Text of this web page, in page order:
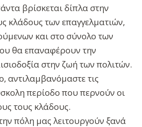
βρίσκεται δίπλα στην
κλάδους των επαγγελματιών,
και στο σύνολο των
θα επαναφέρουν την
στην ζωή των πολιτών.
αντιλαμβανόμαστε τις
περίοδο που περνούν οι
τους κλάδους.
πόλη μας λειτουργούν ξανά